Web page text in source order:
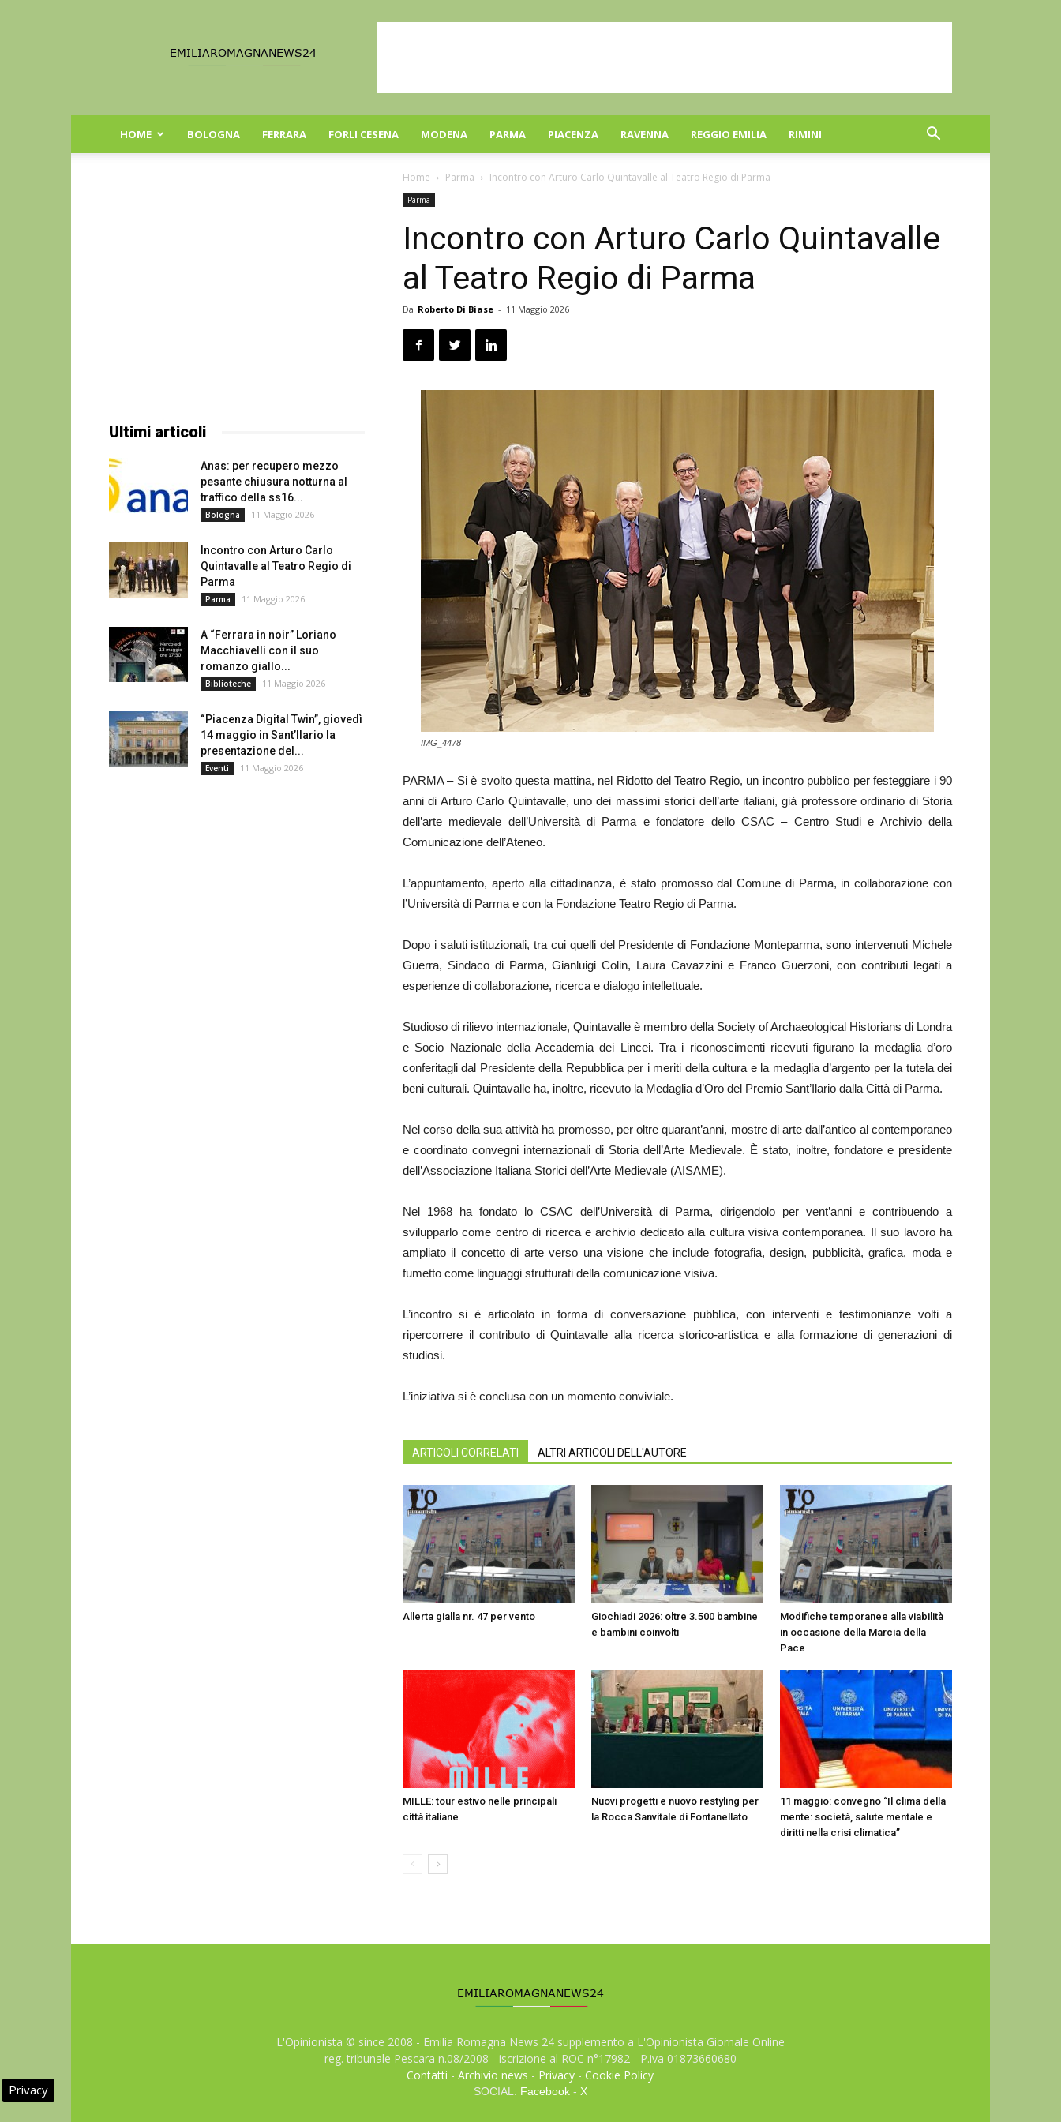
Romagna
HOME BOLOGNA FERRARA FORLI CESENA MODENA PARMA PIACENZA RAVENNA REGGIO EMILIA RIMINI
Home Parma Incontro con Arturo Carlo Quintavalle al Teatro Regio di Parma
Parma
Incontro con Arturo Carlo Quintavalle
al Teatro Regio di Parma
Da Roberto Di Biase - 11 Maggio 2026
IMG_4478
PARMA – Si è svolto questa mattina, nel Ridotto del Teatro Regio, un incontro pubblico per festeggiare i 90
anni di Arturo Carlo Quintavalle, uno dei massimi storici dell’arte italiani, già professore ordinario di Storia
dell’arte medievale dell’Università di Parma e fondatore dello CSAC – Centro Studi e Archivio della
Comunicazione dell’Ateneo.
L’appuntamento, aperto alla cittadinanza, è stato promosso dal Comune di Parma, in collaborazione con
l’Università di Parma e con la Fondazione Teatro Regio di Parma.
Dopo i saluti istituzionali, tra cui quelli del Presidente di Fondazione Monteparma, sono intervenuti Michele
Guerra, Sindaco di Parma, Gianluigi Colin, Laura Cavazzini e Franco Guerzoni, con contributi legati a
esperienze di collaborazione, ricerca e dialogo intellettuale.
Studioso di rilievo internazionale, Quintavalle è membro della Society of Archaeological Historians di Londra
e Socio Nazionale della Accademia dei Lincei. Tra i riconoscimenti ricevuti figurano la medaglia d’oro
conferitagli dal Presidente della Repubblica per i meriti della cultura e la medaglia d’argento per la tutela dei
beni culturali. Quintavalle ha, inoltre, ricevuto la Medaglia d’Oro del Premio Sant’Ilario dalla Città di Parma.
Nel corso della sua attività ha promosso, per oltre quarant’anni, mostre di arte dall’antico al contemporaneo
e coordinato convegni internazionali di Storia dell’Arte Medievale. È stato, inoltre, fondatore e presidente
dell’Associazione Italiana Storici dell’Arte Medievale (AISAME).
Nel 1968 ha fondato lo CSAC dell’Università di Parma, dirigendolo per vent’anni e contribuendo a
svilupparlo come centro di ricerca e archivio dedicato alla cultura visiva contemporanea. Il suo lavoro ha
ampliato il concetto di arte verso una visione che include fotografia, design, pubblicità, grafica, moda e
fumetto come linguaggi strutturati della comunicazione visiva.
L’incontro si è articolato in forma di conversazione pubblica, con interventi e testimonianze volti a
ripercorrere il contributo di Quintavalle alla ricerca storico-artistica e alla formazione di generazioni di
studiosi.
L’iniziativa si è conclusa con un momento conviviale.
ARTICOLI CORRELATI ALTRI ARTICOLI DELL'AUTORE
Allerta gialla nr. 47 per vento
Giochiadi 2026: oltre 3.500 bambine
e bambini coinvolti
Modifiche temporanee alla viabilità
in occasione della Marcia della
Pace
MILLE: tour estivo nelle principali
città italiane
Nuovi progetti e nuovo restyling per
la Rocca Sanvitale di Fontanellato
11 maggio: convegno “Il clima della
mente: società, salute mentale e
diritti nella crisi climatica”
Ultimi articoli
Anas: per recupero mezzo
pesante chiusura notturna al
traffico della ss16...
Bologna 11 Maggio 2026
Incontro con Arturo Carlo
Quintavalle al Teatro Regio di
Parma
Parma 11 Maggio 2026
A “Ferrara in noir” Loriano
Macchiavelli con il suo
romanzo giallo...
Biblioteche 11 Maggio 2026
“Piacenza Digital Twin”, giovedì
14 maggio in Sant’Ilario la
presentazione del...
Eventi 11 Maggio 2026
L'Opinionista © since 2008 - Emilia Romagna News 24 supplemento a L'Opinionista Giornale Online
reg. tribunale Pescara n.08/2008 - iscrizione al ROC n°17982 - P.iva 01873660680
Contatti -Archivio news - Privacy -Cookie Policy
SOCIAL: Facebook- X
Privacy